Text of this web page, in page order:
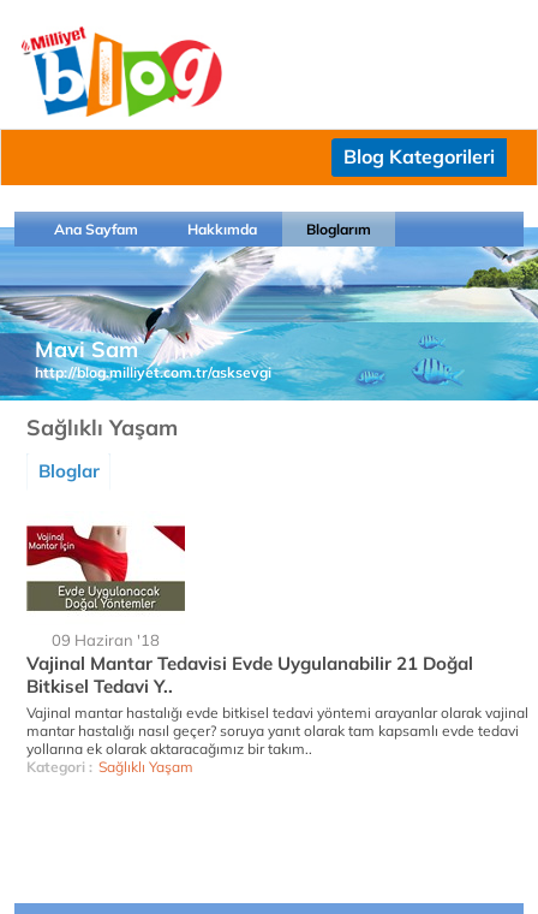
Blog Kategorileri
Ana Sayfam Hakkımda Bloglarım
Mavi Sam
http://blog.milliyet.com.tr/asksevgi
Sağlıklı Yaşam
Bloglar
09 Haziran '18
Vajinal Mantar Tedavisi Evde Uygulanabilir 21 Doğal
Bitkisel Tedavi Y..
Vajinal mantar hastalığı evde bitkisel tedavi yöntemi arayanlar olarak vajinal
mantar hastalığı nasıl geçer? soruya yanıt olarak tam kapsamlı evde tedavi
yollarına ek olarak aktaracağımız bir takım..
Kategori : Sağlıklı Yaşam